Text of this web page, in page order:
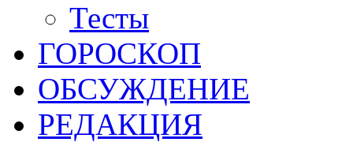
Тесты
ГОРОСКОП
ОБСУЖДЕНИЕ
РЕДАКЦИЯ